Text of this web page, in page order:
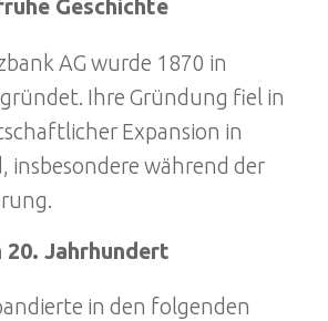
Geschichte
AG wurde 1870 in
Ihre Gründung fiel in
Expansion in
insbesondere während der
20. Jahrhundert
in den folgenden